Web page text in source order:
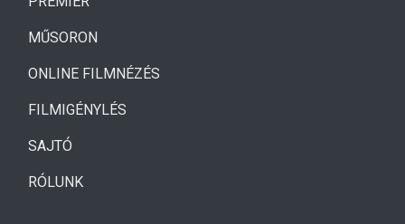
MŰSORON
ONLINE FILMNÉZÉS
FILMIGÉNYLÉS
SAJTÓ
RÓLUNK